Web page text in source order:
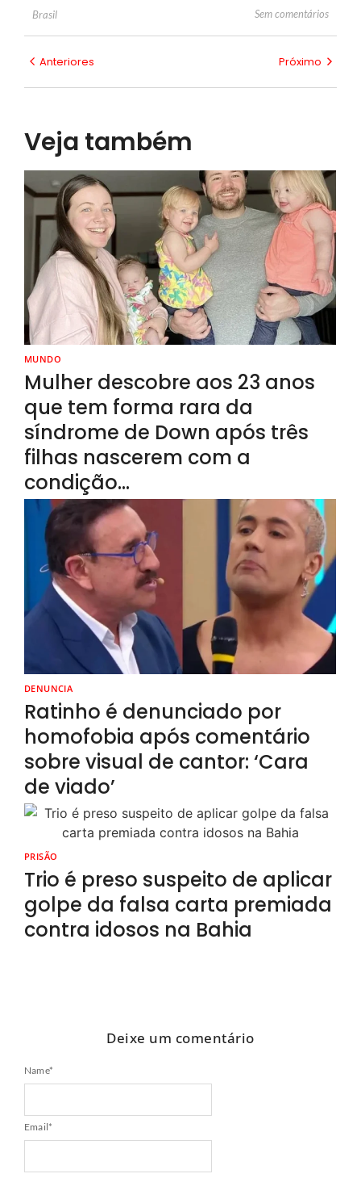
Brasil Sem comentários
Anteriores Próximo
Veja também
MUNDO
Mulher descobre aos 23 anos
que tem forma rara da
síndrome de Down após três
filhas nascerem com a
condição…
DENUNCIA
Ratinho é denunciado por
homofobia após comentário
sobre visual de cantor: ‘Cara
de viado’
PRISÃO
Trio é preso suspeito de aplicar
golpe da falsa carta premiada
contra idosos na Bahia
Deixe um comentário
Name*
Email*